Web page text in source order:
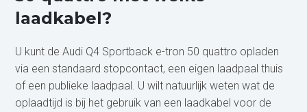
laadkabel?
U kunt de Audi Q4 Sportback e-tron 50 quattro opladen
via een standaard stopcontact, een eigen laadpaal thuis
of een publieke laadpaal. U wilt natuurlijk weten wat de
oplaadtijd is bij het gebruik van een laadkabel voor de